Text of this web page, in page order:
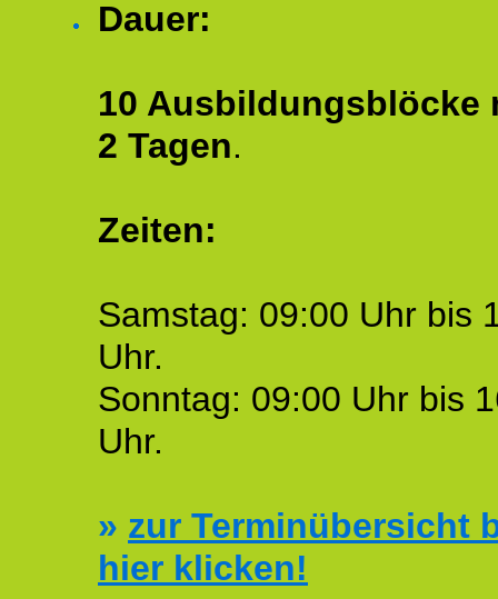
Dauer:
10 Ausbildungsblöcke
2 Tagen.
Zeiten:
Samstag: 09:00 Uhr bis
Uhr.
Sonntag: 09:00 Uhr bis
Uhr.
» zur Terminübersicht
hier klicken!